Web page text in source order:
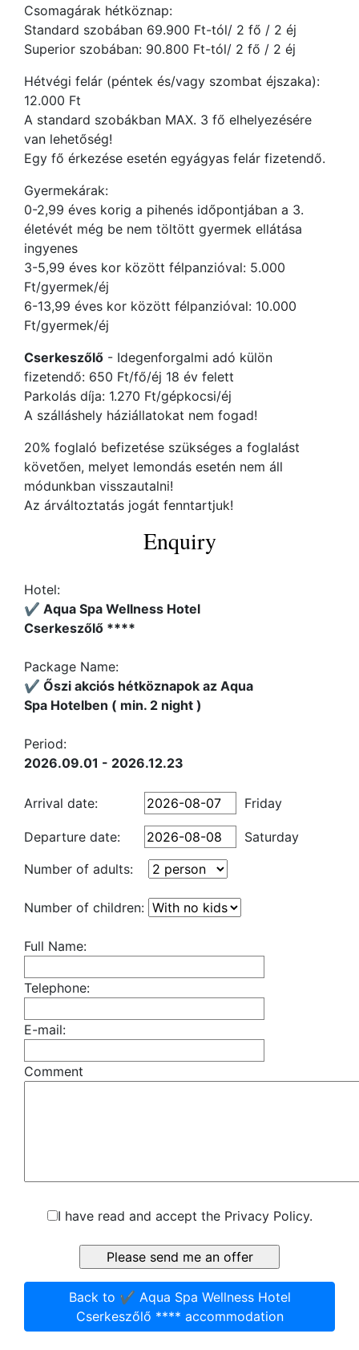
Csomagárak hétköznap:
Standard szobában 69.900 Ft-tól/ 2 fő / 2 éj
Superior szobában: 90.800 Ft-tól/ 2 fő / 2 éj
Hétvégi felár (péntek és/vagy szombat éjszaka):
12.000 Ft
A standard szobákban MAX. 3 fő elhelyezésére
van lehetőség!
Egy fő érkezése esetén egyágyas felár fizetendő.
Gyermekárak:
0-2,99 éves korig a pihenés időpontjában a 3.
életévét még be nem töltött gyermek ellátása
ingyenes
3-5,99 éves kor között félpanzióval: 5.000
Ft/gyermek/éj
6-13,99 éves kor között félpanzióval: 10.000
Ft/gyermek/éj
Cserkeszőlő - Idegenforgalmi adó külön
fizetendő: 650 Ft/fő/éj 18 év felett
Parkolás díja: 1.270 Ft/gépkocsi/éj
A szálláshely háziállatokat nem fogad!
20% foglaló befizetése szükséges a foglalást
követően, melyet lemondás esetén nem áll
módunkban visszautalni!
Az árváltoztatás jogát fenntartjuk!
Enquiry
Hotel:
✔️ Aqua Spa Wellness Hotel
Cserkeszőlő ****
Package Name:
✔️ Őszi akciós hétköznapok az Aqua
Spa Hotelben ( min. 2 night )
Period:
2026.09.01 - 2026.12.23
Arrival date: Friday
Departure date:
Saturday
Number of adults:
Number of children:
Full Name:
Telephone:
E-mail:
Comment
I have read and accept the Privacy Policy.
Back to ✔️ Aqua Spa Wellness Hotel
Cserkeszőlő **** accommodation